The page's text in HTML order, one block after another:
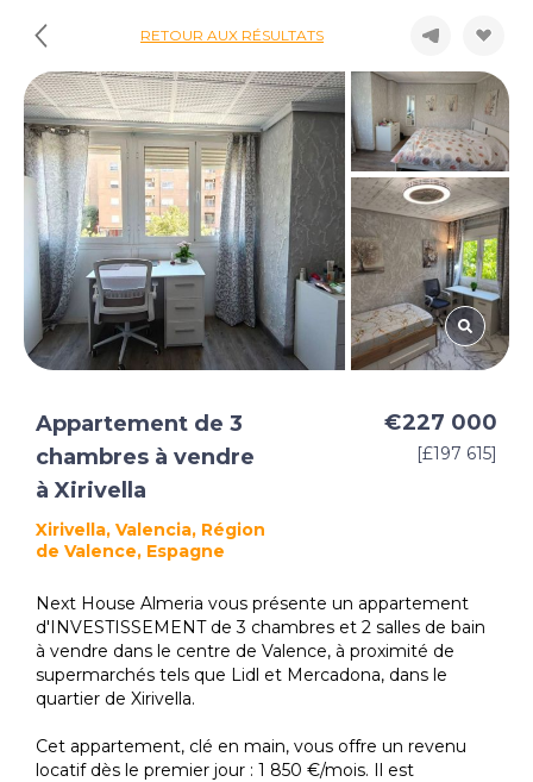
RETOUR AUX RÉSULTATS
Appartement de 3
chambres à vendre
à Xirivella
Xirivella, Valencia, Région
de Valence, Espagne
€227 000
[£197 615]
Next House Almeria vous présente un appartement
d'INVESTISSEMENT de 3 chambres et 2 salles de bain
à vendre dans le centre de Valence, à proximité de
supermarchés tels que Lidl et Mercadona, dans le
quartier de Xirivella.
Cet appartement, clé en main, vous offre un revenu
locatif dès le premier jour : 1 850 €/mois. Il est